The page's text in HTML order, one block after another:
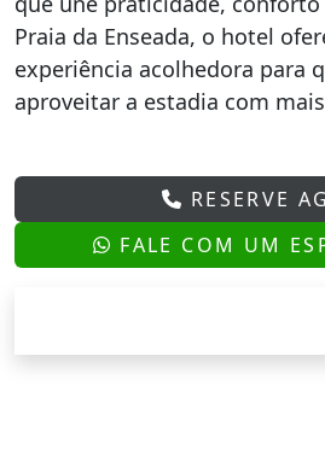
Praia da Enseada, o hotel
experiência acolhedora para
aproveitar a estadia com
RESERVE
FALE COM UM